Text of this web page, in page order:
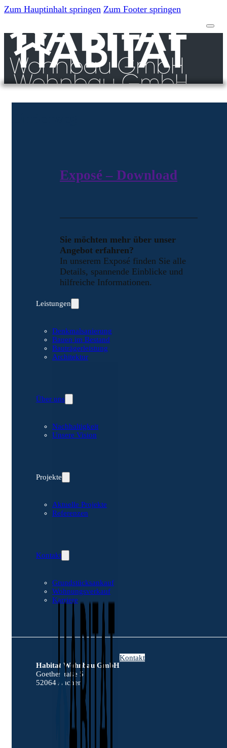
Zum Hauptinhalt springen Zum Footer springen
Leistungen
Denkmalsanierung
Bauen im Bestand
Bauträgerleistung
Architektur
Über uns
Nachhaltigkeit
Unsere Vision
Projekte
Aktuelle Projekte
Referenzen
Kontakt
Grundstücksankauf
Wohnungsverkauf
Karriere
Habitat Wohnbau GmbH
Goethestraße 5
52064 Aachen
Kontakt
Lindenweg
Exposé – Download
Sie möchten mehr über unser
Angebot erfahren?
In unserem Exposé finden Sie alle
Details, spannende Einblicke und
hilfreiche Informationen.